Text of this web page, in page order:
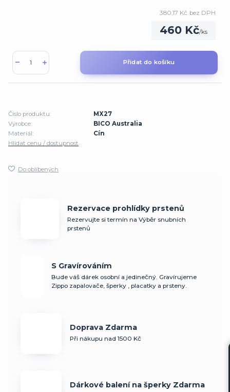
460 Kč/ks
380,17 Kč bez DPH
Přidat do košíku
Číslo produktu:
MX27
Výrobce:
BICO Australia
Materiál:
Cín
Hlídat cenu / dostupnost
Do oblíbených
Rezervace prohlídky prstenů
Rezervujte si termín na Výběr snubních
prstenů
S Gravírováním
Bude váš dárek osobní a jedinečný. Gravírujeme
Zippo zapalovače, šperky , placatky a prsteny.
Doprava Zdarma
Při nákupu nad 1500 Kč
Dárkové balení na šperky Zdarma